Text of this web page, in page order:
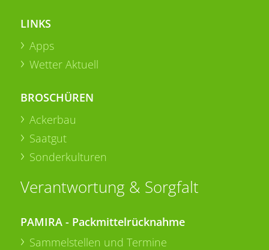
LINKS
Apps
Wetter Aktuell
BROSCHÜREN
Ackerbau
Saatgut
Sonderkulturen
Verantwortung & Sorgfalt
PAMIRA - Packmittelrücknahme
Sammelstellen und Termine